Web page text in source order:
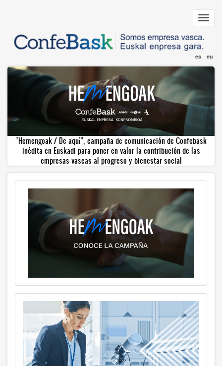
principal
es eu
“Hemengoak / De aquí”, campaña de comunicación de Confebask
inédita en Euskadi para poner en valor la contribución de las
empresas vascas al progreso y bienestar social